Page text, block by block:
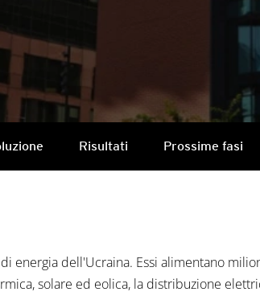
Risultati Prossime fasi
energia dell'Ucraina. Essi alimentano
solare ed eolica, la distribuzione